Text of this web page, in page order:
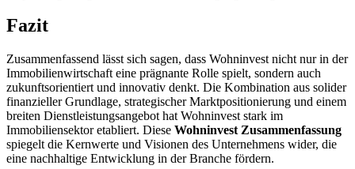
Fazit
Zusammenfassend lässt sich sagen, dass Wohninvest nicht nur in der
Immobilienwirtschaft eine prägnante Rolle spielt, sondern auch
zukunftsorientiert und innovativ denkt. Die Kombination aus solider
finanzieller Grundlage, strategischer Marktpositionierung und einem
breiten Dienstleistungsangebot hat Wohninvest stark im
Immobiliensektor etabliert. Diese Wohninvest Zusammenfassung
spiegelt die Kernwerte und Visionen des Unternehmens wider, die
eine nachhaltige Entwicklung in der Branche fördern.